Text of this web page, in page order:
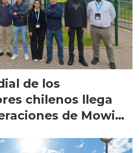
de los
chilenos llega
de Mowi